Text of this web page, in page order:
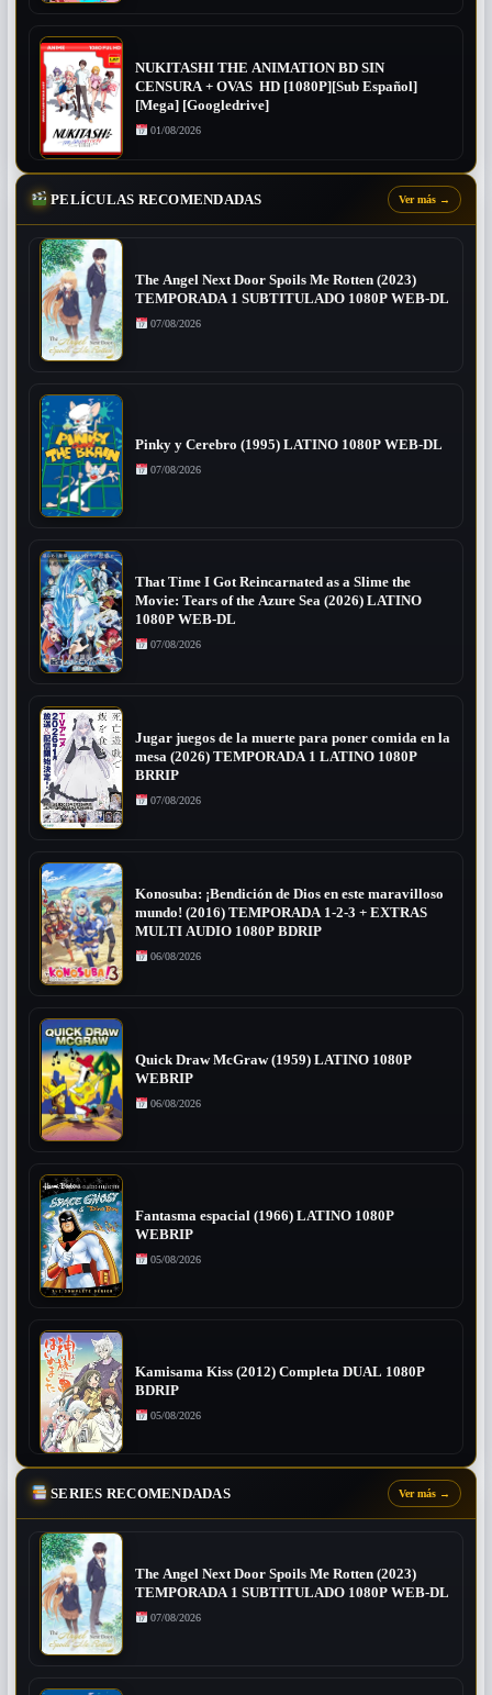
NUKITASHI THE ANIMATION BD SIN
CENSURA + OVAS HD [1080P][Sub Español]
[Mega] [Googledrive]
01/08/2026
PELÍCULAS RECOMENDADAS Ver más →
The Angel Next Door Spoils Me Rotten (2023)
TEMPORADA 1 SUBTITULADO 1080P WEB-DL
07/08/2026
Pinky y Cerebro (1995) LATINO 1080P WEB-DL
07/08/2026
That Time I Got Reincarnated as a Slime the
Movie: Tears of the Azure Sea (2026) LATINO
1080P WEB-DL
07/08/2026
Jugar juegos de la muerte para poner comida en la
mesa (2026) TEMPORADA 1 LATINO 1080P
BRRIP
07/08/2026
Konosuba: ¡Bendición de Dios en este maravilloso
mundo! (2016) TEMPORADA 1-2-3 + EXTRAS
MULTI AUDIO 1080P BDRIP
06/08/2026
Quick Draw McGraw (1959) LATINO 1080P
WEBRIP
06/08/2026
Fantasma espacial (1966) LATINO 1080P
WEBRIP
05/08/2026
Kamisama Kiss (2012) Completa DUAL 1080P
BDRIP
05/08/2026
SERIES RECOMENDADAS Ver más →
The Angel Next Door Spoils Me Rotten (2023)
TEMPORADA 1 SUBTITULADO 1080P WEB-DL
07/08/2026